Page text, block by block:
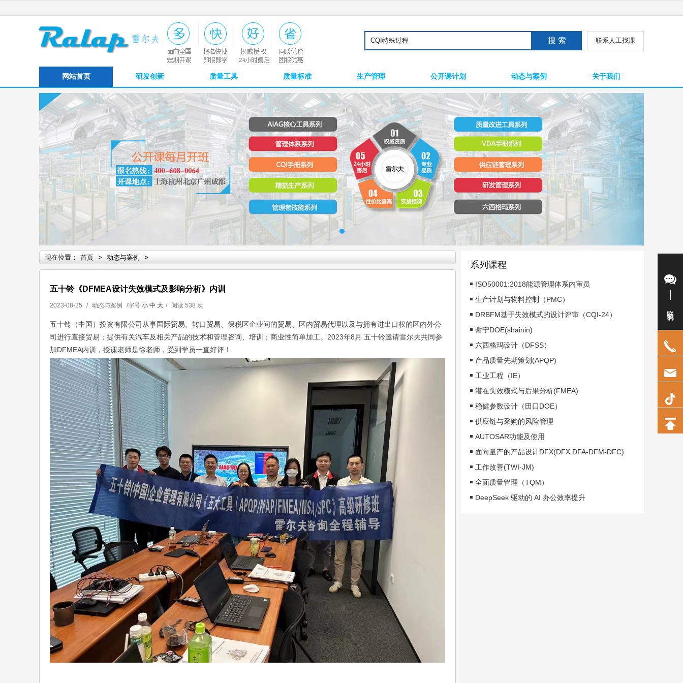
联系人工找课
网站首页 研发创新 质量工具 质量标准 生产管理 公开课计划 动态与案例 关于我们
现在位置： 首页 > 动态与案例 >
五十铃《DFMEA设计失效模式及影响分析》内训
2023-08-25 / 动态与案例 /字号 小 中 大 / 阅读 538 次
五十铃（中国）投资有限公司 从事国际贸易、转口贸易、保税区企业间的贸易、区内贸易代理以及与拥有进出口权的区内外公
司进行直接贸易；提供有关汽车及相关产品的技术和管理咨询、培训；商业性简单加工。2023年8月 五十铃邀请雷尔夫共同参
加DFMEA内训，授课老师是徐老师，受到学员一直好评！
系列课程
ISO50001:2018能源管理体系内审员
生产计划与物料控制（PMC）
DRBFM基于失效模式的设计评审（CQI-24）
谢宁DOE(shainin)
六西格玛设计（DFSS）
产品质量先期策划(APQP)
工业工程（IE）
潜在失效模式与后果分析(FMEA)
稳健参数设计（田口DOE）
供应链与采购的风险管理
AUTOSAR功能及使用
面向量产的产品设计DFX(DFX:DFA-DFM-DFC)
工作改善(TWI-JM)
全面质量管理（TQM）
DeepSeek 驱动的 AI 办公效率提升